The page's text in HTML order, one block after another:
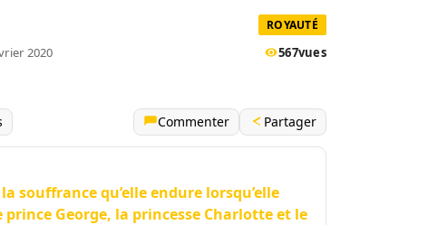
ROYAUTÉ
2020 567vues
Commenter Partager
souffrance qu’elle endure lorsqu’elle
George, la princesse Charlotte et le